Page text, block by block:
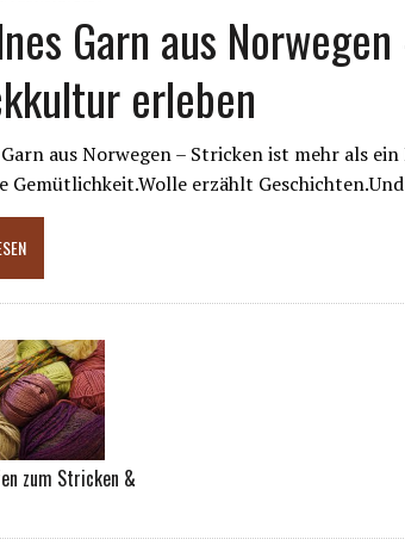
Garn aus
erleben
aus Norwegen – Stricken ist mehr als
Gemütlichkeit.Wolle erzählt
zum Stricken &